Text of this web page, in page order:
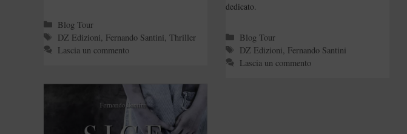
Categorie
Blog Tour
Tag
DZ Edizioni Fernando Santini ,Thriller
Lascia un commento
dedicato.
Categorie
Blog Tour
Tag
DZ Edizioni Fernando Santini
Lascia un commento